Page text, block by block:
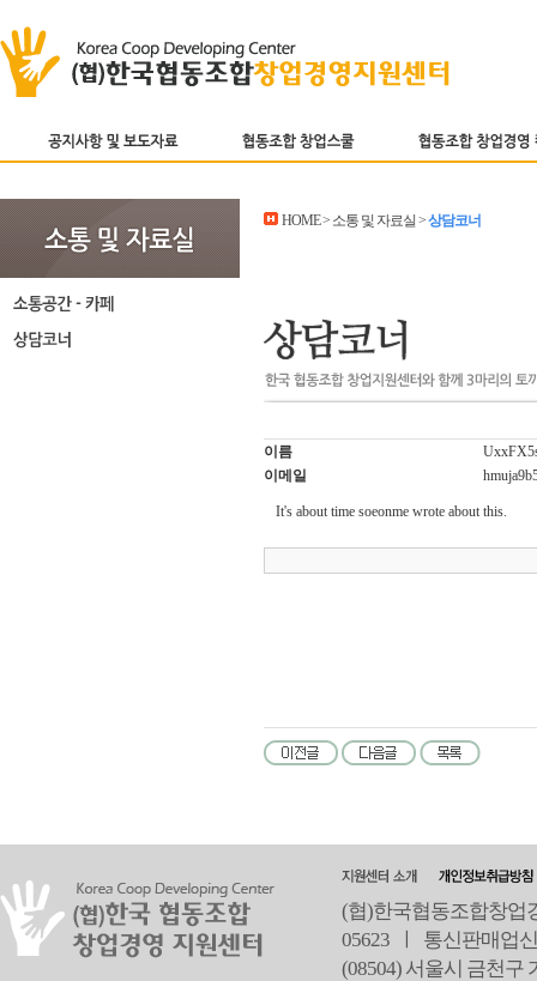
HOME > 소통 및 자료실 >상담코너
이름
이메일
It's about time soeonme wrote about this.
(협)한국협동조합창업
05623 ㅣ 통신판매업
(08504) 서울시 금천구